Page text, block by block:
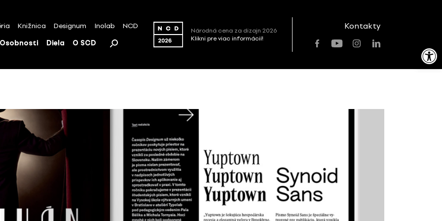
Open toolbar
Knižnica Designum Inolab NCD
Osobnosti Diela O SCD
Národná cena za dizajn 2026
Klikni pre viac informácií!
Kontakty